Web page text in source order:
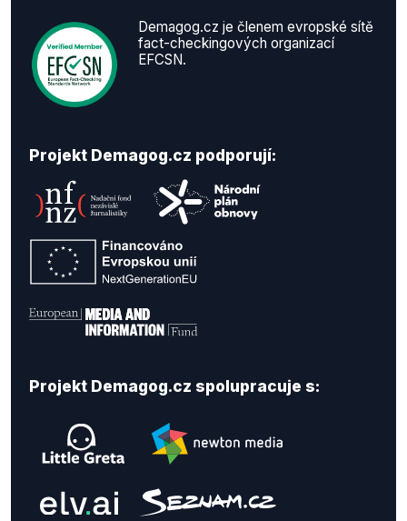
Demagog.cz je členem evropské sítě
fact-checkingových organizací
EFCSN.
Projekt Demagog.cz podporují:
Projekt Demagog.cz spolupracuje s: